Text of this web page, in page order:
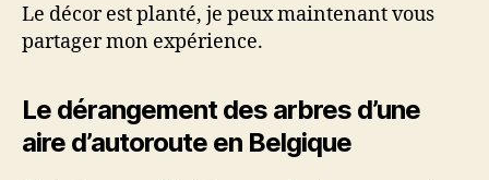
Le décor est planté, je peux maintenant vous
partager mon expérience.
Le dérangement des arbres d’une
aire d’autoroute en Belgique